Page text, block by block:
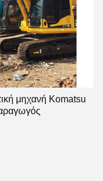
μηχανή Komatsu